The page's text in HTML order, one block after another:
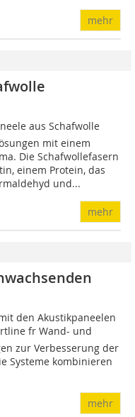
mehr
aus Schafwolle
mit einem
Die Schafwollefasern
einem Protein, das
und...
mehr
den Akustikpaneelen
fr Wand- und
zur Verbesserung der
Systeme kombinieren
mehr